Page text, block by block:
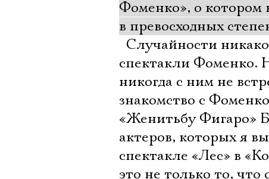
Фоменко», о котором
в превосходных
 Случайности
спектакли Фоменко.
никогда с ним не
знакомство с
«Женитьбу Фигаро»
актеров, которых я
спектакле «Лес» в
это не только то,